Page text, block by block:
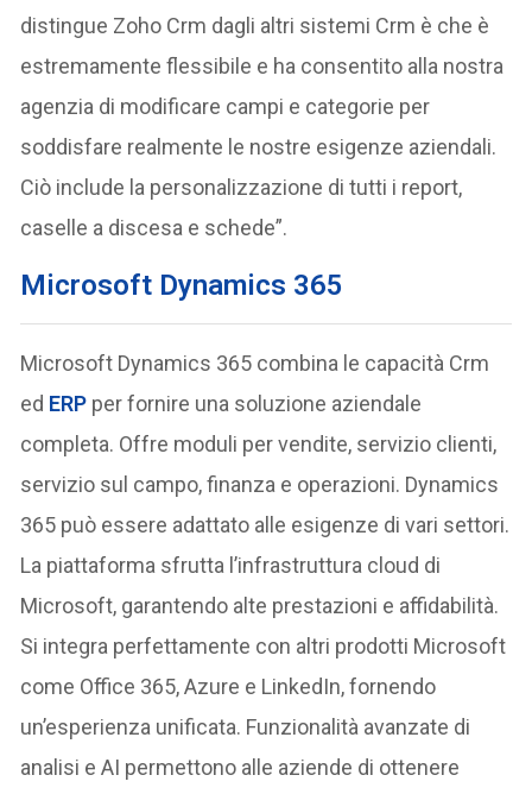
distingue Zoho Crm dagli altri sistemi Crm è che è
estremamente flessibile e ha consentito alla nostra
agenzia di modificare campi e categorie per
soddisfare realmente le nostre esigenze aziendali.
Ciò include la personalizzazione di tutti i report,
caselle a discesa e schede”.
Microsoft Dynamics 365
Microsoft Dynamics 365 combina le capacità Crm
ed ERP per fornire una soluzione aziendale
completa. Offre moduli per vendite, servizio clienti,
servizio sul campo, finanza e operazioni. Dynamics
365 può essere adattato alle esigenze di vari settori.
La piattaforma sfrutta l’infrastruttura cloud di
Microsoft, garantendo alte prestazioni e affidabilità.
Si integra perfettamente con altri prodotti Microsoft
come Office 365, Azure e LinkedIn, fornendo
un’esperienza unificata. Funzionalità avanzate di
analisi e AI permettono alle aziende di ottenere